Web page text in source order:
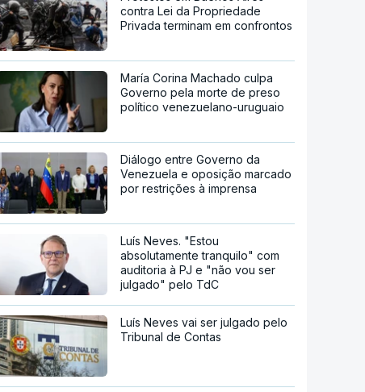
contra Lei da Propriedade
Privada terminam em confrontos
María Corina Machado culpa
Governo pela morte de preso
político venezuelano-uruguaio
Diálogo entre Governo da
Venezuela e oposição marcado
por restrições à imprensa
Luís Neves. "Estou
absolutamente tranquilo" com
auditoria à PJ e "não vou ser
julgado" pelo TdC
Luís Neves vai ser julgado pelo
Tribunal de Contas